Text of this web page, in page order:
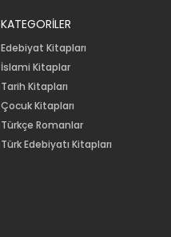
KATEGORİLER
Edebiyat Kitapları
İslami Kitaplar
Tarih Kitapları
Çocuk Kitapları
Türkçe Romanlar
Türk Edebiyatı Kitapları